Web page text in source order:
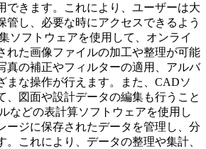
できます。これにより、ユーザーは大
管し、必要な時にアクセスできるよう
ソフトウェアを使用して、オンライ
れた画像ファイルの加工や整理が可能
真の補正やフィルターの適用、アルバ
まな操作が行えます。また、CADソ
、図面や設計データの編集も行うこと
などの表計算ソフトウェアを使用し
ージに保存されたデータを管理し、分
。これにより、データの整理や集計、